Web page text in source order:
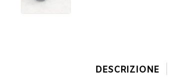
DESCRIZIONE